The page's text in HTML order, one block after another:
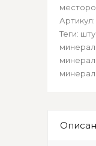
Артикул:
Теги:
минерал